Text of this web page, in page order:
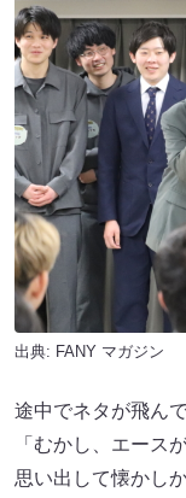
出典: FANY マガジン
途中でネタが飛ん
「むかし、エース
思い出して懐かし